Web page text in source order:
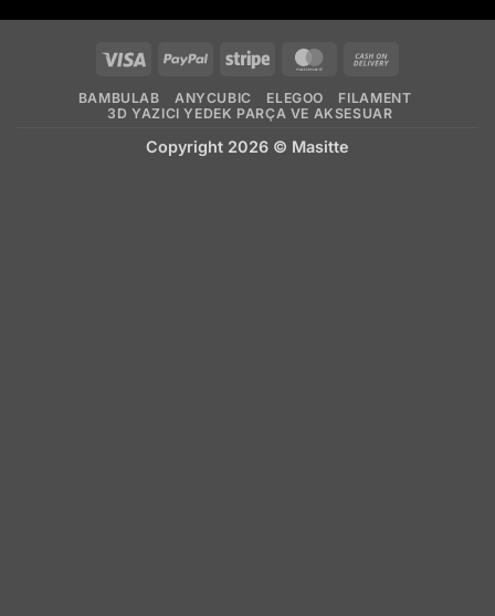
Visa PayPal Stripe MasterCard
Delivery
BAMBULAB ANYCUBIC ELEGOO
FILAMENT
3D YAZICI YEDEK PARÇA VE AKSESUAR
Copyright 2026 © Masitte